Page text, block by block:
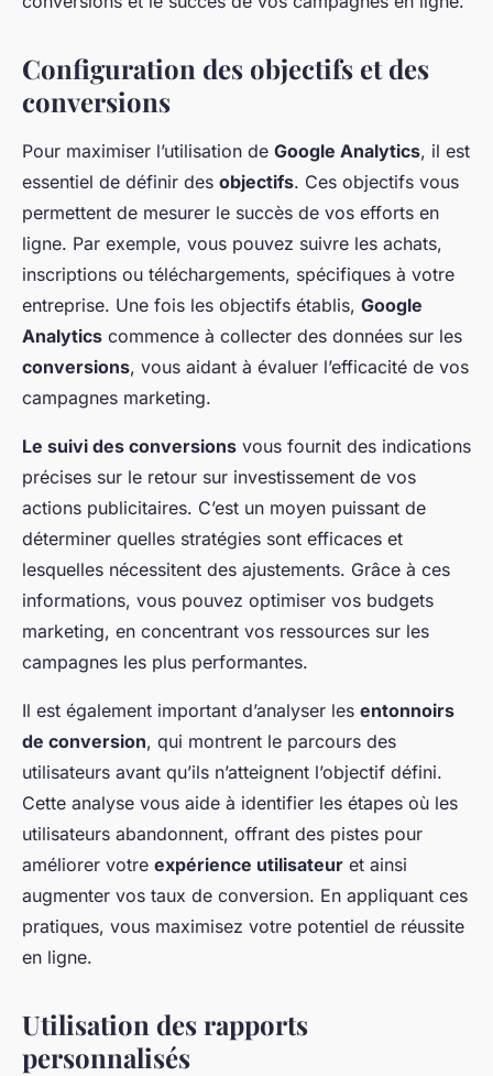
Configuration des objectifs et des
conversions
Pour maximiser l’utilisation de Google Analytics, il est
essentiel de définir des objectifs. Ces objectifs vous
permettent de mesurer le succès de vos efforts en
ligne. Par exemple, vous pouvez suivre les achats,
inscriptions ou téléchargements, spécifiques à votre
entreprise. Une fois les objectifs établis, Google
Analytics commence à collecter des données sur les
conversions, vous aidant à évaluer l’efficacité de vos
campagnes marketing.
Le suivi des conversions vous fournit des indications
précises sur le retour sur investissement de vos
actions publicitaires. C’est un moyen puissant de
déterminer quelles stratégies sont efficaces et
lesquelles nécessitent des ajustements. Grâce à ces
informations, vous pouvez optimiser vos budgets
marketing, en concentrant vos ressources sur les
campagnes les plus performantes.
Il est également important d’analyser les entonnoirs
de conversion, qui montrent le parcours des
utilisateurs avant qu’ils n’atteignent l’objectif défini.
Cette analyse vous aide à identifier les étapes où les
utilisateurs abandonnent, offrant des pistes pour
améliorer votre expérience utilisateur et ainsi
augmenter vos taux de conversion. En appliquant ces
pratiques, vous maximisez votre potentiel de réussite
en ligne.
Utilisation des rapports
personnalisés